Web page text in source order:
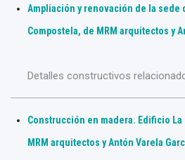
Ampliación y renovación de la sede
Compostela, de MRM arquitectos y
Detalles constructivos
Construcción en madera. Edificio
MRM arquitectos y Antón Varela